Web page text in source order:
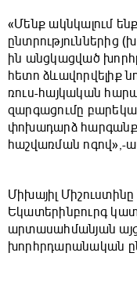
«Մենք ակնկալում
ընտրություններից
ին անցկացված
հետո ձևավորվելիք
ռուս-հայկական
զարգացումը
փոխադարձ
հաշվառման ոգով»,-
Միխայիլ
Եկատերինբուրգ
արտասահմանյան
խորհրդարանական